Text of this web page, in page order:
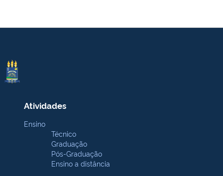
Atividades
Ensino
Técnico
Graduação
Pós-Graduação
Ensino a distância